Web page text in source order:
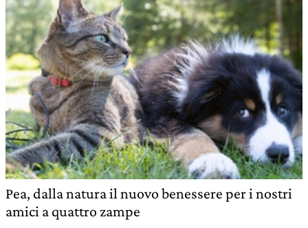
Pea, dalla natura il nuovo benessere per i nostri
amici a quattro zampe